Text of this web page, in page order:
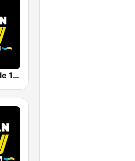
AW Inolvidable 101.3 FM | Monterrey